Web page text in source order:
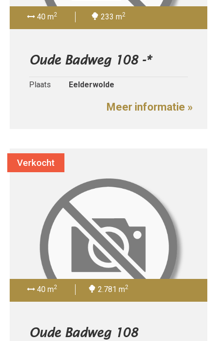
40 m2 233 m2
Oude Badweg 108 -*
Plaats Eelderwolde
Meer informatie »
40 m2 2.781 m2
Oude Badweg 108
Verkocht